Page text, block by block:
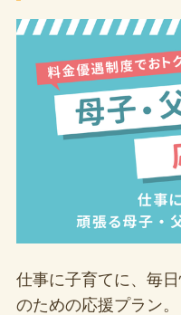
仕事に子育てに、毎
のための応援プラン。